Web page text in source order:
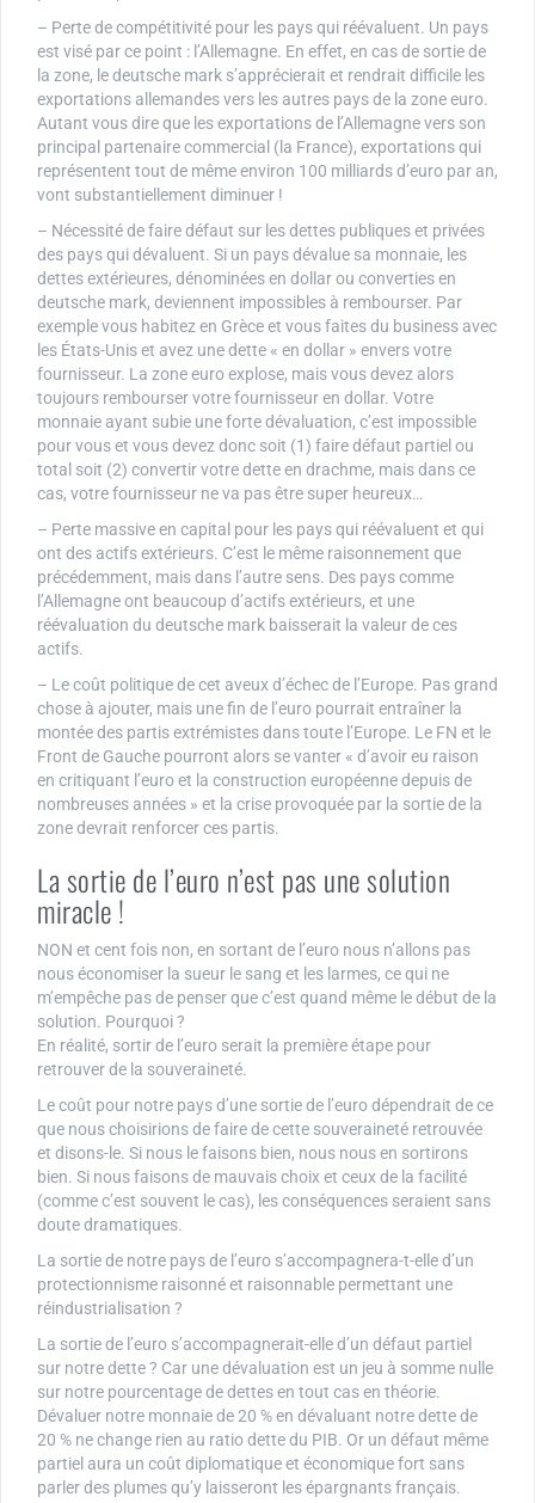
– Perte de compétitivité pour les pays qui réévaluent. Un pays
est visé par ce point : l’Allemagne. En effet, en cas de sortie de
la zone, le deutsche mark s’apprécierait et rendrait difficile les
exportations allemandes vers les autres pays de la zone euro.
Autant vous dire que les exportations de l’Allemagne vers son
principal partenaire commercial (la France), exportations qui
représentent tout de même environ 100 milliards d’euro par an,
vont substantiellement diminuer !
– Nécessité de faire défaut sur les dettes publiques et privées
des pays qui dévaluent. Si un pays dévalue sa monnaie, les
dettes extérieures, dénominées en dollar ou converties en
deutsche mark, deviennent impossibles à rembourser. Par
exemple vous habitez en Grèce et vous faites du business avec
les États-Unis et avez une dette « en dollar » envers votre
fournisseur. La zone euro explose, mais vous devez alors
toujours rembourser votre fournisseur en dollar. Votre
monnaie ayant subie une forte dévaluation, c’est impossible
pour vous et vous devez donc soit (1) faire défaut partiel ou
total soit (2) convertir votre dette en drachme, mais dans ce
cas, votre fournisseur ne va pas être super heureux…
– Perte massive en capital pour les pays qui réévaluent et qui
ont des actifs extérieurs. C’est le même raisonnement que
précédemment, mais dans l’autre sens. Des pays comme
l’Allemagne ont beaucoup d’actifs extérieurs, et une
réévaluation du deutsche mark baisserait la valeur de ces
actifs.
– Le coût politique de cet aveux d’échec de l’Europe. Pas grand
chose à ajouter, mais une fin de l’euro pourrait entraîner la
montée des partis extrémistes dans toute l’Europe. Le FN et le
Front de Gauche pourront alors se vanter « d’avoir eu raison
en critiquant l’euro et la construction européenne depuis de
nombreuses années » et la crise provoquée par la sortie de la
zone devrait renforcer ces partis.
La sortie de l’euro n’est pas une solution
miracle !
NON et cent fois non, en sortant de l’euro nous n’allons pas
nous économiser la sueur le sang et les larmes, ce qui ne
m’empêche pas de penser que c’est quand même le début de la
solution. Pourquoi ?
En réalité, sortir de l’euro serait la première étape pour
retrouver de la souveraineté.
Le coût pour notre pays d’une sortie de l’euro dépendrait de ce
que nous choisirions de faire de cette souveraineté retrouvée
et disons-le. Si nous le faisons bien, nous nous en sortirons
bien. Si nous faisons de mauvais choix et ceux de la facilité
(comme c’est souvent le cas), les conséquences seraient sans
doute dramatiques.
La sortie de notre pays de l’euro s’accompagnera-t-elle d’un
protectionnisme raisonné et raisonnable permettant une
réindustrialisation ?
La sortie de l’euro s’accompagnerait-elle d’un défaut partiel
sur notre dette ? Car une dévaluation est un jeu à somme nulle
sur notre pourcentage de dettes en tout cas en théorie.
Dévaluer notre monnaie de 20 % en dévaluant notre dette de
20 % ne change rien au ratio dette du PIB. Or un défaut même
partiel aura un coût diplomatique et économique fort sans
parler des plumes qu’y laisseront les épargnants français.